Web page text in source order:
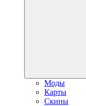
Моды
Карты
Скины